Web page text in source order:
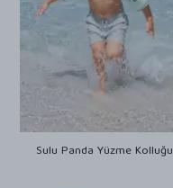
Sulu Panda Yüzme Kolluğu